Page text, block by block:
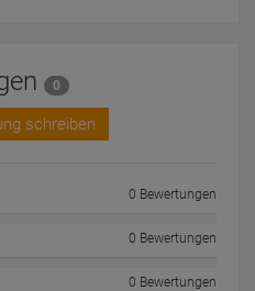
0
schreiben
0 Bewertungen
0 Bewertungen
0 Bewertungen